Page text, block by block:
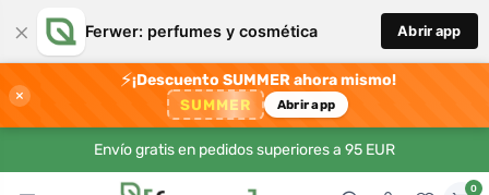
× Ferwer: perfumes y cosmética Abrir app
×
⚡¡Descuento SUMMER ahora mismo!
SUMMER Abrir app
Envío gratis en pedidos superiores a 95 EUR
0